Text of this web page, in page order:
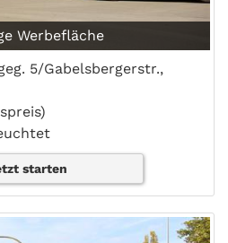
Werbefläche
5/Gabelsbergerstr.,
starten